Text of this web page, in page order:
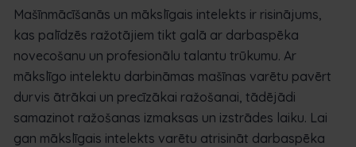
Mašīnmācīšanās un mākslīgais intelekts ir risinājums,
kas palīdzēs ražotājiem tikt galā ar darbaspēka
novecošanu un profesionālu talantu trūkumu. Ar
mākslīgo intelektu darbināmas mašīnas varētu pavērt
durvis ātrākai un precīzākai ražošanai, tādējādi
samazinot ražošanas izmaksas un izstrādes laiku. Lai
gan mākslīgais intelekts varētu atrisināt darbaspēka